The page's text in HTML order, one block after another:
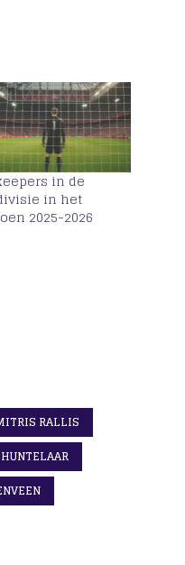
in de
in het
2025-2026
RALLIS